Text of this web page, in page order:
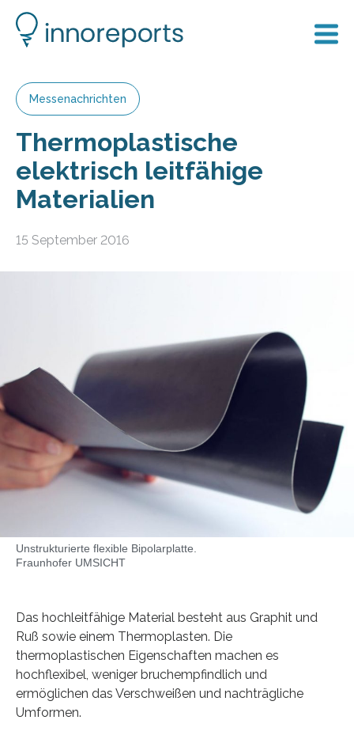
Messenachrichten
Thermoplastische
elektrisch leitfähige
Materialien
15 September 2016
Unstrukturierte flexible Bipolarplatte.
Fraunhofer UMSICHT
Das hochleitfähige Material besteht aus Graphit und
Ruß sowie einem Thermoplasten. Die
thermoplastischen Eigenschaften machen es
hochflexibel, weniger bruchempfindlich und
ermöglichen das Verschweißen und nachträgliche
Umformen.